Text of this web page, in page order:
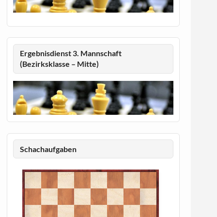
Ergebnisdienst 3. Mannschaft
(Bezirksklasse – Mitte)
Schachaufgaben